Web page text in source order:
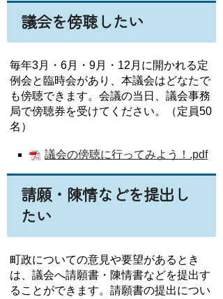
議会を傍聴したい
毎年3月・6月・9月・12月に開かれる定
例会と臨時会があり、本議会はどなたで
も傍聴できます。会議の当日、議会事務
局で傍聴券を受けてください。（定員50
名）
議会の傍聴に行ってみよう！.pdf
請願・陳情などを提出し
たい
町政についての意見や要望があるとき
は、議会へ請願書・陳情書などを提出す
ることができます。請願書の提出につい